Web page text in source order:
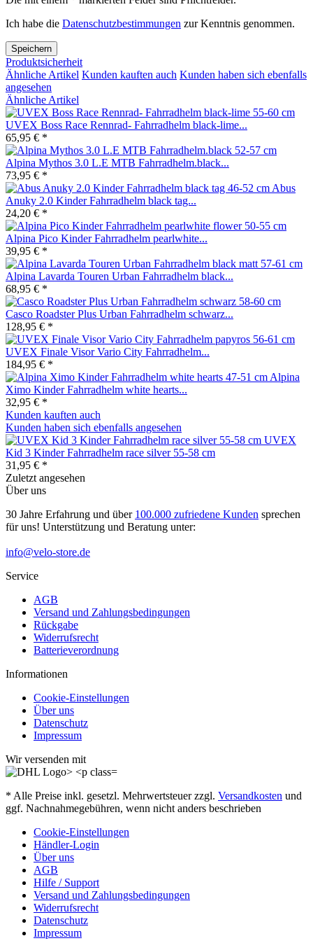
Ich habe die Datenschutzbestimmungen zur Kenntnis genommen.
Speichern
Produktsicherheit
Ähnliche Artikel Kunden kauften auch Kunden haben sich ebenfalls
angesehen
Ähnliche Artikel
UVEX Boss Race Rennrad- Fahrradhelm black-lime...
65,95 € *
Alpina Mythos 3.0 L.E MTB Fahrradhelm.black...
73,95 € *
Abus
Anuky 2.0 Kinder Fahrradhelm black tag...
24,20 € *
Alpina Pico Kinder Fahrradhelm pearlwhite...
39,95 € *
Alpina Lavarda Touren Urban Fahrradhelm black...
68,95 € *
Casco Roadster Plus Urban Fahrradhelm schwarz...
128,95 € *
UVEX Finale Visor Vario City Fahrradhelm...
184,95 € *
Alpina
Ximo Kinder Fahrradhelm white hearts...
32,95 € *
Kunden kauften auch
Kunden haben sich ebenfalls angesehen
UVEX
Kid 3 Kinder Fahrradhelm race silver 55-58 cm
31,95 € *
Zuletzt angesehen
Über uns
30 Jahre Erfahrung und über 100.000 zufriedene Kunden sprechen
für uns! Unterstützung und Beratung unter:
info@velo-store.de
Service
AGB
Versand und Zahlungsbedingungen
Rückgabe
Widerrufsrecht
Batterieverordnung
Informationen
Cookie-Einstellungen
Über uns
Datenschutz
Impressum
Wir versenden mit
* Alle Preise inkl. gesetzl. Mehrwertsteuer zzgl. Versandkosten und
ggf. Nachnahmegebühren, wenn nicht anders beschrieben
Cookie-Einstellungen
Händler-Login
Über uns
AGB
Hilfe / Support
Versand und Zahlungsbedingungen
Widerrufsrecht
Datenschutz
Impressum